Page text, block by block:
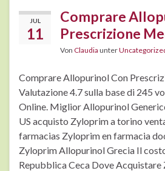
JUL
11
Comprare
Prescrizione
Von Claudia unter
Comprare Allopurinol Con
Valutazione 4.7 sulla base di 245
Online. Miglior Allopurinol
US acquisto Zyloprim a torino
farmacias Zyloprim en farmacia
Zyloprim Allopurinol Grecia Il
Repubblica Ceca Dove Acquistare